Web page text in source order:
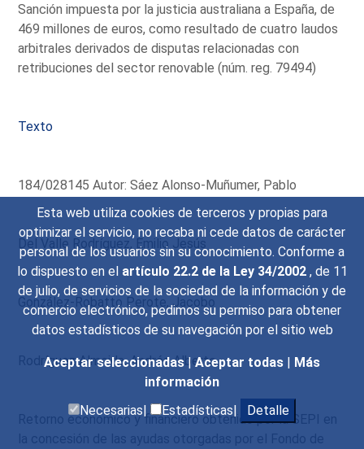
Esta web utiliza cookies de terceros y propias para
optimizar el servicio, no recaba ni cede datos de carácter
personal de los usuarios sin su conocimiento. Conforme a
lo dispuesto en el artículo 22.2 de la Ley 34/2002 , de 11
de julio, de servicios de la sociedad de la información y de
comercio electrónico, pedimos su permiso para obtener
datos estadísticos de su navegación por el sitio web
Aceptar seleccionadas|Aceptar todas | Más
información
Necesarias|
Estadísticas| Detalle
Sanción impuesta por la justicia australiana a España, de
469 millones de euros, como resultado de cuatro laudos
arbitrales derivados de disputas relacionadas con
retribuciones del sector renovable (núm. reg. 79494)
Texto
184/028145 Autor: Sáez Alonso-Muñumer, Pablo
Del Valle Rodríguez, Emilio Jesús
González-Robatto Perote, Jacobo
Rodríguez Almeida, Andrés Alberto
Retorno económico y financiero obtenido por la SEPI en
la concesión de las ayudas otorgadas por el Fondo de